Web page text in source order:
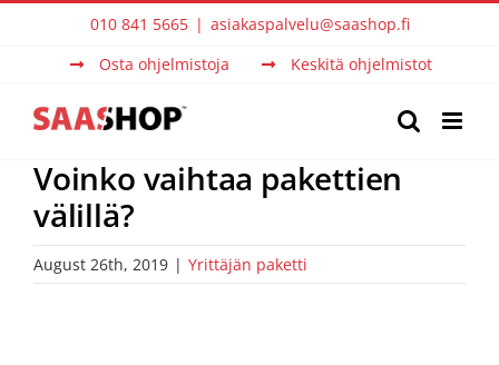
010 841 5665 | asiakaspalvelu@saashop.fi
Osta ohjelmistoja
Keskitä ohjelmistot
Voinko vaihtaa pakettien
välillä?
August 26th, 2019 | Yrittäjän paketti